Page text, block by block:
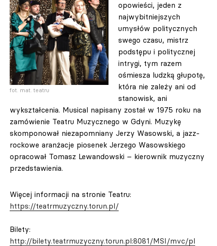
fot. mat. teatru
opowieści, jeden z
najwybitniejszych
umysłów politycznych
swego czasu, mistrz
podstępu i politycznej
intrygi, tym razem
ośmiesza ludzką głupotę,
która nie zależy ani od
stanowisk, ani
wykształcenia. Musical napisany został w 1975 roku na
zamówienie Teatru Muzycznego w Gdyni. Muzykę
skomponował niezapomniany Jerzy Wasowski, a jazz-
rockowe aranżacje piosenek Jerzego Wasowskiego
opracował Tomasz Lewandowski – kierownik muzyczny
przedstawienia.
Więcej informacji na stronie Teatru:
https://teatrmuzyczny.torun.pl/
Bilety:
http://bilety.teatrmuzyczny.torun.pl:8081/MSI/mvc/pl